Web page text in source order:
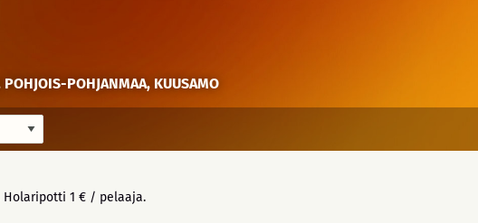
POHJOIS-POHJANMAA, KUUSAMO
Holaripotti 1 € / pelaaja.